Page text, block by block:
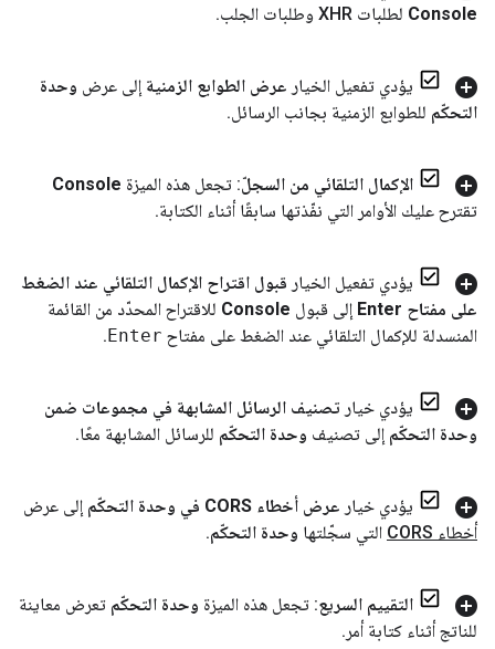
Console لطلبات XHR وطلبات الجلب .
يؤدي تفعيل الخيار عرض الطوابع الزمنية إلى عرض وحدة
التحكّم للطوابع الزمنية بجانب الرسائل.
الإكمال التلقائي من السجلّ: تجعل هذه الميزة Console
تقترح عليك الأوامر التي نفّذتها سابقًا أثناء الكتابة.
يؤدي تفعيل الخيار قبول اقتراح الإكمال التلقائي عند الضغط
على مفتاح Enter
إلى قبول Console للاقتراح المحدّد من القائمة
المنسدلة للإكمال التلقائي عند الضغط على مفتاح Enter
.
يؤدي خيار تصنيف الرسائل المشابهة في مجموعات ضمن
وحدة التحكّم إلى تصنيف وحدة التحكّم للرسائل المشابهة معًا.
يؤدي خيار عرض أخطاء CORS في وحدة التحكّم
إلى عرض
أخطاء CORS
التي سجّلتها وحدة التحكّم.
التقييم السريع: تجعل هذه الميزة وحدة التحكّم تعرض معاينة
للناتج أثناء كتابة أمر .